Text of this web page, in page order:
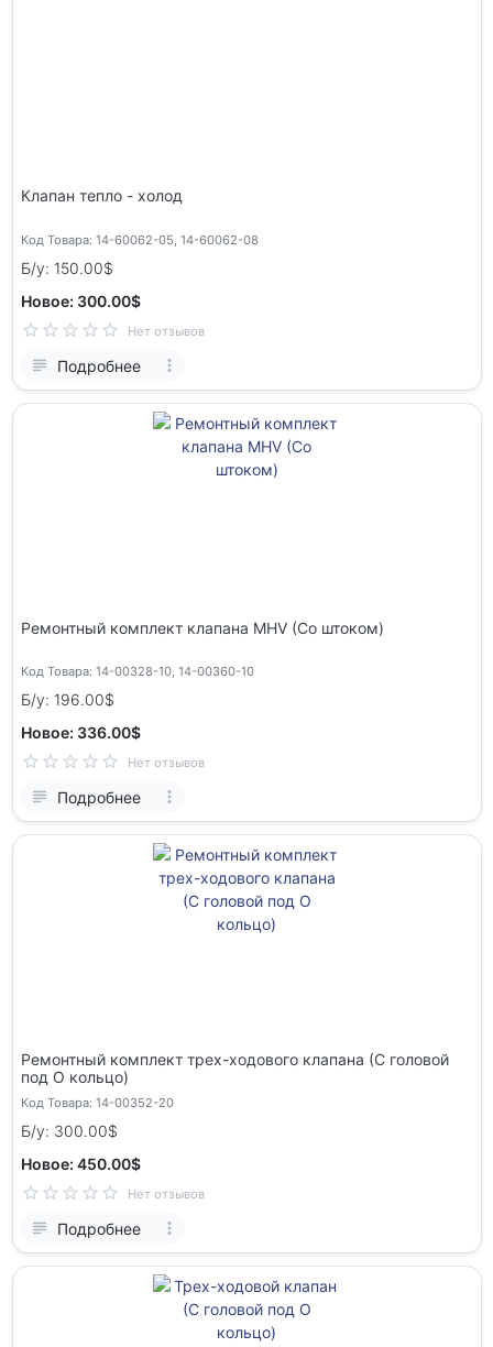
Клапан тепло - холод
Код Товара: 14-60062-05, 14-60062-08
Б/у: 150.00$
Новое: 300.00$
Нет отзывов
Подробнее
Ремонтный комплект клапана MHV (Со штоком)
Код Товара: 14-00328-10, 14-00360-10
Б/у: 196.00$
Новое: 336.00$
Нет отзывов
Подробнее
Ремонтный комплект трех-ходового клапана (С головой
под О кольцо)
Код Товара: 14-00352-20
Б/у: 300.00$
Новое: 450.00$
Нет отзывов
Подробнее